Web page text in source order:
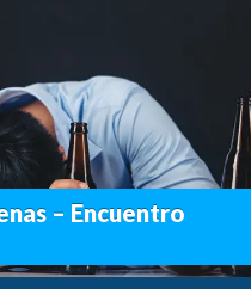
– Encuentro